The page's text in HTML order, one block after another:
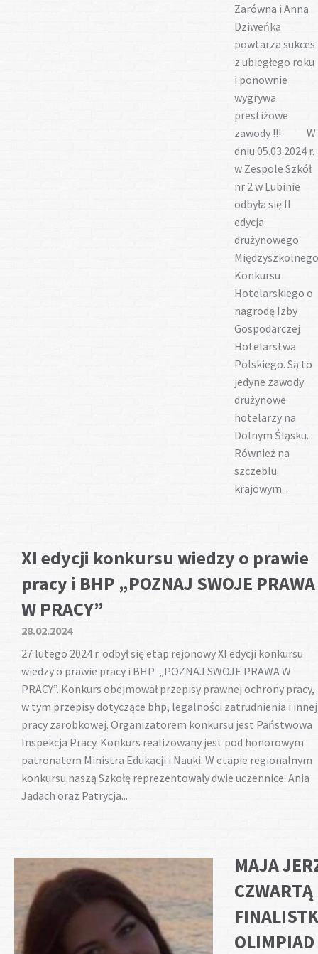
Zarówna i Anna
Dziweńka
powtarza sukces
z ubiegłego roku
i ponownie
wygrywa
prestiżowe
zawody !!! W
dniu 05.03.2024 r.
w Zespole Szkół
nr 2 w Lubinie
odbyła się II
edycja
drużynowego
Międzyszkolnego
Konkursu
Hotelarskiego o
nagrodę Izby
Gospodarczej
Hotelarstwa
Polskiego. Są to
jedyne zawody
drużynowe
hotelarzy na
Dolnym Śląsku.
Również na
szczeblu
krajowym...
XI edycji konkursu wiedzy o prawie
pracy i BHP „POZNAJ SWOJE PRAWA
W PRACY”
28.02.2024
27 lutego 2024 r. odbył się etap rejonowy XI edycji konkursu
wiedzy o prawie pracy i BHP „POZNAJ SWOJE PRAWA W
PRACY”. Konkurs obejmował przepisy prawnej ochrony pracy,
w tym przepisy dotyczące bhp, legalności zatrudnienia i innej
pracy zarobkowej. Organizatorem konkursu jest Państwowa
Inspekcja Pracy. Konkurs realizowany jest pod honorowym
patronatem Ministra Edukacji i Nauki. W etapie regionalnym
konkursu naszą Szkołę reprezentowały dwie uczennice: Ania
Jadach oraz Patrycja...
MAJA
CZWARTĄ
OLIMPIAD